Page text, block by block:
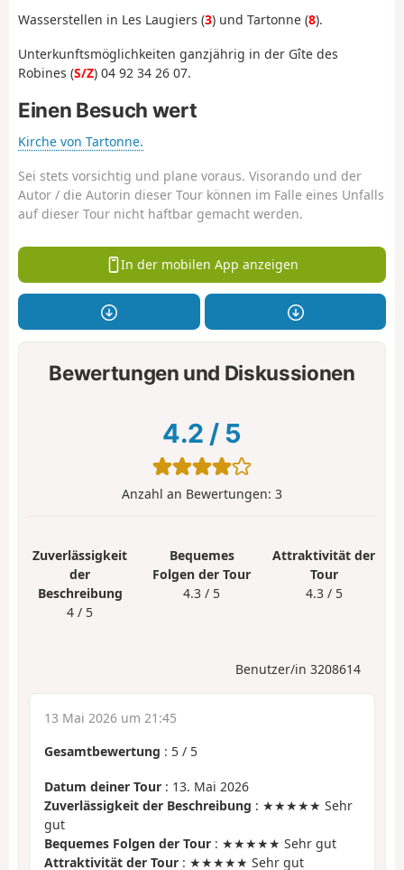
Wasserstellen in Les Laugiers (3) und Tartonne (8).
Unterkunftsmöglichkeiten ganzjährig in der Gîte des
Robines (S/Z) 04 92 34 26 07.
Einen Besuch wert
Kirche von Tartonne.
Sei stets vorsichtig und plane voraus. Visorando und der
Autor / die Autorin dieser Tour können im Falle eines Unfalls
auf dieser Tour nicht haftbar gemacht werden.
In der mobilen App anzeigen
Bewertungen und Diskussionen
4.2 / 5
Anzahl an Bewertungen: 3
Zuverlässigkeit
der
Beschreibung
4 / 5
Bequemes
Folgen der Tour
4.3 / 5
Attraktivität der
Tour
4.3 / 5
Benutzer/in 3208614
13 Mai 2026 um 21:45
Gesamtbewertung : 5 / 5
Datum deiner Tour : 13. Mai 2026
Zuverlässigkeit der Beschreibung : ★★★★★ Sehr
gut
Bequemes Folgen der Tour : ★★★★★ Sehr gut
Attraktivität der Tour : ★★★★★ Sehr gut